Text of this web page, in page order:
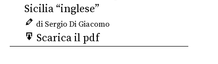
Sicilia “inglese”
di Sergio Di Giacomo
Scarica il pdf